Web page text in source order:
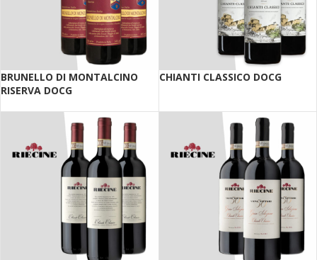
BRUNELLO DI MONTALCINO
RISERVA DOCG
CHIANTI CLASSICO DOCG